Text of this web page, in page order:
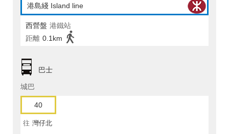
港島綫 Island line
西營盤 港鐵站
距離 0.1km
巴士
城巴
40
往 灣仔北